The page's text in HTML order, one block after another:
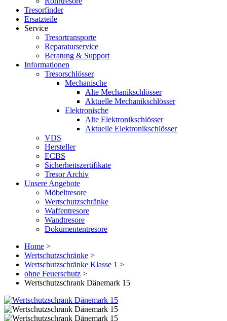
Tresorfinder
Ersatzteile
Service
Tresortransporte
Reparaturservice
Beratung & Support
Informationen
Tresorschlösser
Mechanische
Alte Mechanikschlösser
Aktuelle Mechanikschlösser
Elektronische
Alte Elektronikschlösser
Aktuelle Elektronikschlösser
VDS
Hersteller
ECBS
Sicherheitszertifikate
Tresor Archiv
Unsere Angebote
Möbeltresore
Wertschutzschränke
Waffentresore
Wandtresore
Dokumententresore
Home >
Wertschutzschränke >
Wertschutzschränke Klasse 1 >
ohne Feuerschutz >
Wertschutzschrank Dänemark 15